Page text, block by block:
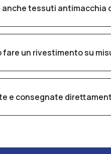
anche tessuti antimacchia
un’ampia selezione
fare un rivestimento su
cuscini su misura
e consegnate
servizio di ritiro e